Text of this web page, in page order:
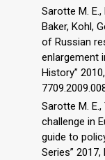
Sarotte M.
Baker, Kohl,
of Russian
enlargement
History”
Sarotte M.
challenge in
guide to
Series”